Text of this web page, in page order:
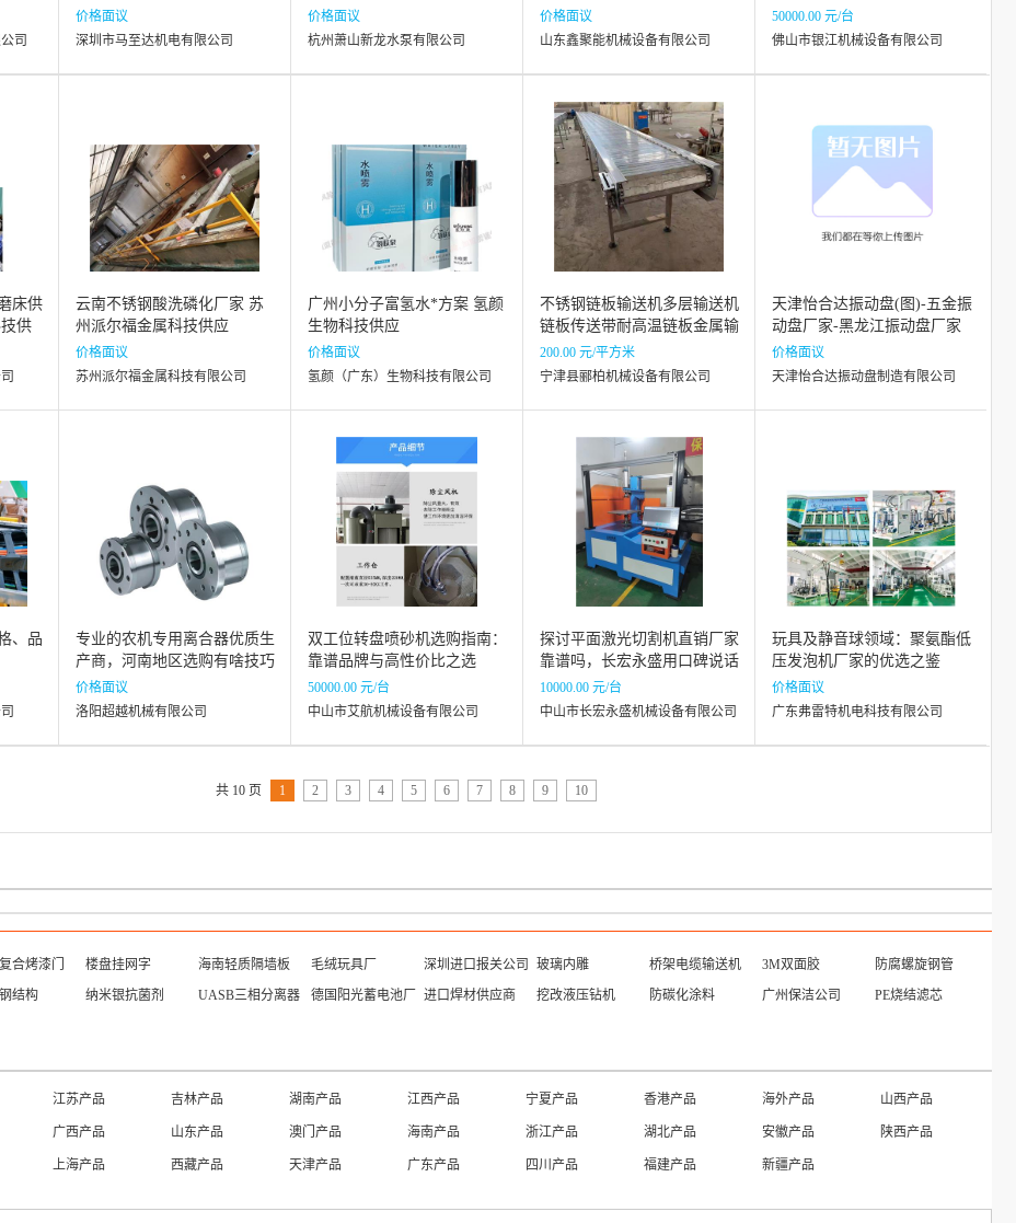
司
价格面议
深圳市马至达机电有限公司
价格面议
杭州萧山新龙水泵有限公司
机械设备供应
价格面议
山东鑫聚能机械设备有限公司
选
50000.00 元/台
佛山市银江机械设备有限公司
床供
供
云南不锈钢酸洗磷化厂家 苏
州派尔福金属科技供应
价格面议
苏州派尔福金属科技有限公司
广州小分子富氢水*方案 氢颜
生物科技供应
价格面议
氢颜（广东）生物科技有限公司
不锈钢链板输送机多层输送机
链板传送带耐高温链板金属输
送带
200.00 元/平方米
宁津县郦柏机械设备有限公司
天津怡合达振动盘(图)-五金振
动盘厂家-黑龙江振动盘厂家
价格面议
天津怡合达振动盘制造有限公司
、品
专业的农机专用离合器优质生
产商，河南地区选购有啥技巧
价格面议
洛阳超越机械有限公司
双工位转盘喷砂机选购指南：
靠谱品牌与高性价比之选
50000.00 元/台
中山市艾航机械设备有限公司
探讨平面激光切割机直销厂家
靠谱吗，长宏永盛用口碑说话
10000.00 元/台
中山市长宏永盛机械设备有限公司
玩具及静音球领域：聚氨酯低
压发泡机厂家的优选之鉴
价格面议
广东弗雷特机电科技有限公司
共 10 页 1 2 3 4 5 6 7 8 9 10
合烤漆门 楼盘挂网字 海南轻质隔墙板 毛绒玩具厂 深圳进口报关公司 玻璃内雕 桥架电缆输送机 3M双面胶
防腐螺旋钢管
结构 纳米银抗菌剂 UASB三相分离器 德国阳光蓄电池厂 进口焊材供应商 挖改液压钻机 防碳化涂料 广州保洁公司 PE烧结滤芯
江苏产品 吉林产品 湖南产品 江西产品 宁夏产品 香港产品 海外产品 山西产品
广西产品 山东产品 澳门产品 海南产品 浙江产品 湖北产品 安徽产品 陕西产品
上海产品 西藏产品 天津产品 广东产品 四川产品 福建产品 新疆产品